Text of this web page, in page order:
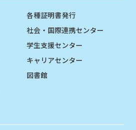
各種証明書発行
社会・国際連携センター
学生支援センター
キャリアセンター
図書館